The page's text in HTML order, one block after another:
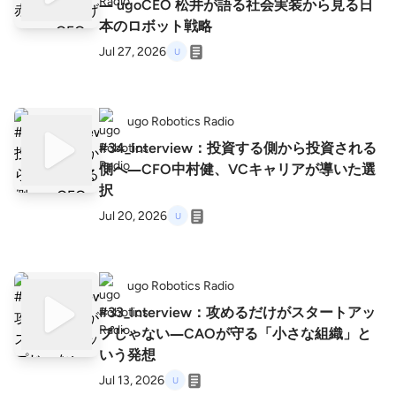
― ugoCEO 松井が語る社会実装から見る日
本のロボット戦略
Jul 27, 2026
ugo Robotics Radio
#34_Interview：投資する側から投資される
側へ―CFO中村健、VCキャリアが導いた選
択
Jul 20, 2026
ugo Robotics Radio
#33_Interview：攻めるだけがスタートアッ
プじゃない―CAOが守る「小さな組織」と
いう発想
Jul 13, 2026